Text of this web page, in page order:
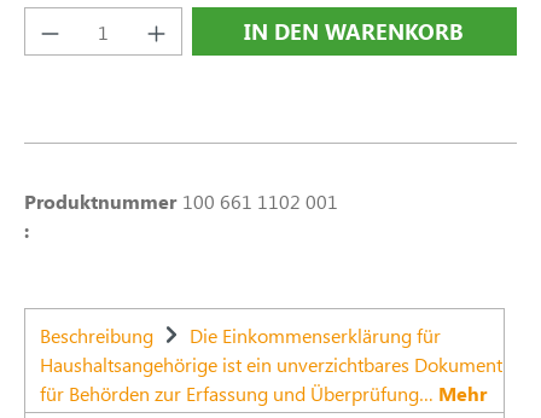
Produkt Anzahl: Gib den gewünschten
IN DEN WARENKORB
Produktnummer
:
100 661 1102 001
Beschreibung
Die Einkommenserklärung für
Haushaltsangehörige ist ein unverzichtbares Dokument
für Behörden zur Erfassung und Überprüfung… Mehr